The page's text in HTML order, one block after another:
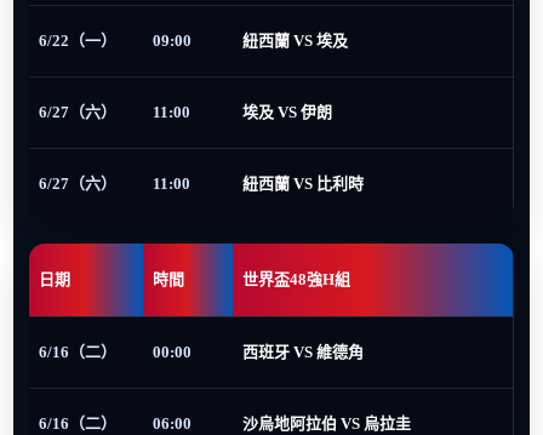
6/22（一） 09:00 紐西蘭 VS 埃及
6/27（六） 11:00 埃及 VS 伊朗
6/27（六） 11:00 紐西蘭 VS 比利時
日期 時間 世界盃48強H組
6/16（二） 00:00 西班牙 VS 維德角
6/16（二） 06:00 沙烏地阿拉伯 VS 烏拉圭